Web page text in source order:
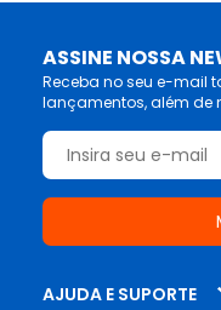
ASSINE NOSSA
Receba no seu e-mail
lançamentos, além de
AJUDA E SUPORTE